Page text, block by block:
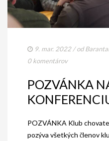
AKO BYT ČLENOM
OZNAMY / NEWS
DEUTSCH DRAHTHAAR
ŠTANDARD
PODMIENKY
CHOVNÉ PSY
CHOVNÉ SUKY
9. mar. 2022/ od
0 komentárov
POZVÁNKA
POZVÁNKA Klub
pozýva všetkých členov